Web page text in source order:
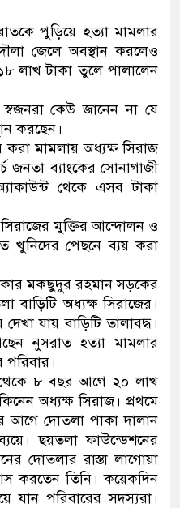
২৮ লাখ টাকার জাল নোটসহ
পুলিশ
যেকোনো সময় বেনজীরের প্রত্যাবর্তন
নেতৃত্ব ও গণতন্ত্রের মূর্তমান প্রতীক
যে ভাবে ডেভিড ইমনের কাছে মিলল
খান’
অবৈধ বিদেশি পিস্তল, ম্যাগাজিন ও
কিশোর গ্যাংয়ের চার শিশু আটক
ডাকাতির প্রস্তুতিকালে দুইজনকে
পুলিশ
পুড়িয়ে হত্যা মামলার
জেলে অবস্থান করলেও
লাখ টাকা তুলে পালালেন
কেউ জানেন না যে
করছেন।
করা মামলায় অধ্যক্ষ সিরাজ
জনতা ব্যাংকের সোনাগাজী
থেকে এসব টাকা
মুক্তির আন্দোলন ও
খুনিদের পেছনে ব্যয় করা
মকছুদুর রহমান সড়কের
বাড়িটি অধ্যক্ষ সিরাজের।
যায় বাড়িটি তালাবদ্ধ।
নুসরাত হত্যা মামলার
পরিবার।
থেকে ৮ বছর আগে ২০ লাখ
অধ্যক্ষ সিরাজ। প্রথমে
আগে দোতলা পাকা দালান
ছয়তলা ফাউন্ডেশনের
দোতলার রাস্তা লাগোয়া
করতেন তিনি। কয়েকদিন
যান পরিবারের সদস্যরা।